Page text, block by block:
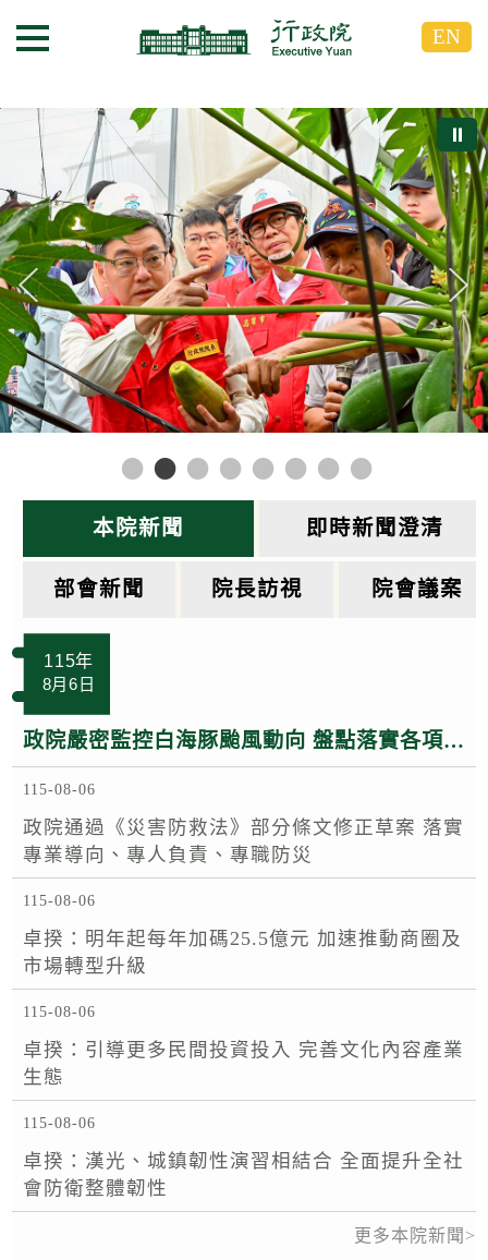
到
塊
G
o
T
o
C
e
n
t
e
r
b
l
到
塊
選單按鈕 EN
⏸
本院新聞 即時新聞澄清
部會新聞 院長訪視 院會議案
115年
8月6日
政院嚴密監控白海豚颱風動向 盤點落實各項防救災整備 呼籲民眾注意颱風訊息避免進入山區海域登高災害危險區域
115-08-06
政院通過《災害防救法》部分條文修正草案 落實
專業導向、專人負責、專職防災
115-08-06
卓揆：明年起每年加碼25.5億元 加速推動商圈及
市場轉型升級
115-08-06
卓揆：引導更多民間投資投入 完善文化內容產業
生態
115-08-06
卓揆：漢光、城鎮韌性演習相結合 全面提升全社
會防衛整體韌性
更多本院新聞